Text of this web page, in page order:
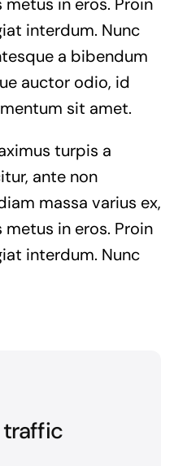
interdum. Nunc
a bibendum
auctor odio, id
sit amet.
turpis a
ante non
massa varius ex,
in eros. Proin
interdum. Nunc
traffic